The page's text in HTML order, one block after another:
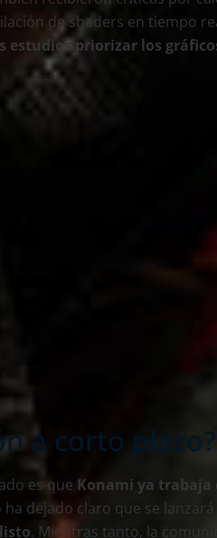
de shaders en tiempo
estudios priorizar los
a corto plazo?
es que Konami ya trabaja
dejado claro que se lanzará
. Mientras tanto, la